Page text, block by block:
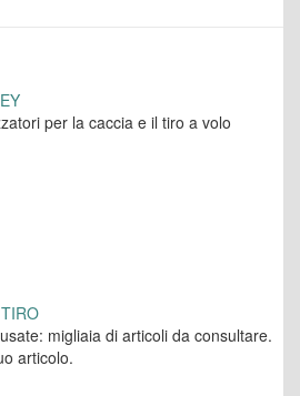
per la caccia e il tiro a volo
migliaia di articoli da consultare.
articolo.